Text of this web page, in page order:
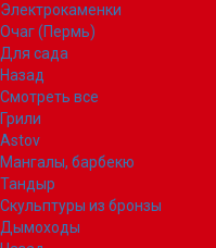
Электрокаменки
Очаг (Пермь)
Для сада
Назад
Смотреть все
Грили
Astov
Мангалы, барбекю
Тандыр
Скульптуры из бронзы
Дымоходы